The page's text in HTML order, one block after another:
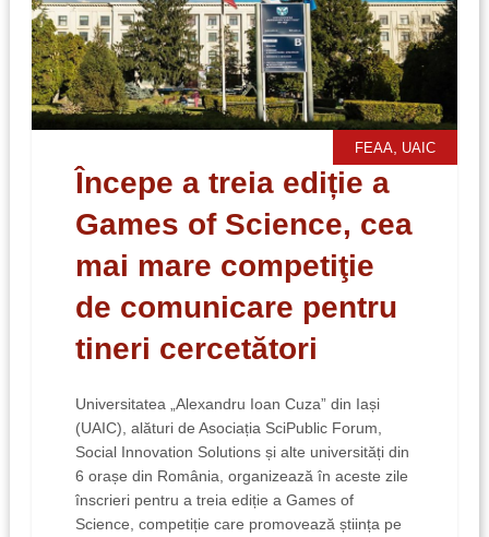
FEAA UAIC
Începe a treia ediție a
Games of Science, cea
mai mare competiţie
de comunicare pentru
tineri cercetători
Universitatea „Alexandru Ioan Cuza” din Iași
(UAIC), alături de Asociația SciPublic Forum,
Social Innovation Solutions și alte universități din
6 orașe din România, organizează în aceste zile
înscrieri pentru a treia ediție a Games of
Science, competiție care promovează știința pe